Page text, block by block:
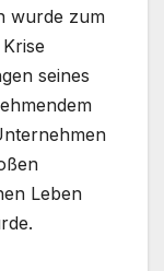
wurde zum
seines
Leben